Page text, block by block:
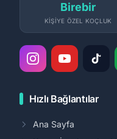
Birebir
KIŞIYE ÖZEL KOÇLUK
Hızlı Bağlantılar
Ana Sayfa